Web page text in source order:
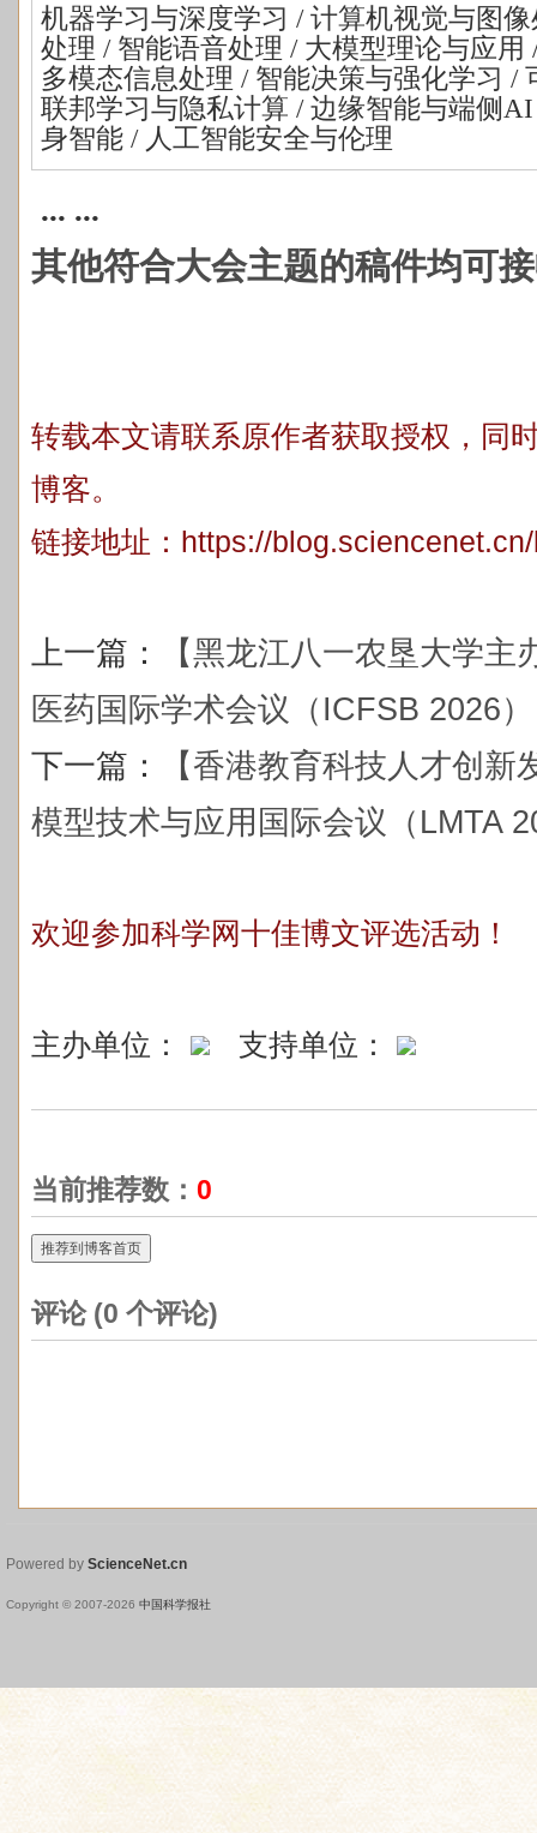
机器学习与深度学习 / 计算机视觉与图
处理 / 智能语音处理 / 大模型理论与应用
多模态信息处理 / 智能决策与强化学习 /
联邦学习与隐私计算 / 边缘智能与端侧
身智能 / 人工智能安全与伦理
... ...
其他符合大会主题的稿件均可
转载本文请联系原作者获取授权，同
博客。
链接地址： https://
上一篇：
【黑龙江八一农垦大学
医药国际学术会议（ICFSB 2026）
下一篇：
【香港教育科技人才创
模型技术与应用国际会议（LMTA
欢迎参加科学网十佳博文评选活动！
主办单位： 支持单位：
当前推荐数： 0
推荐到博客首页
评论 (0 个评论)
Powered by ScienceNet.cn
Copyright © 2007-2026 中国科学报社